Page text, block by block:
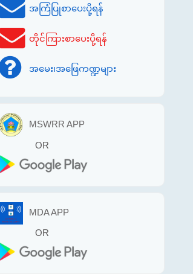
အကြံပြုစာပေးပို့ရန်
တိုင်ကြားစာပေးပို့ရန်
အမေး၊အဖြေကဏ္ဍများ
MSWRR APP
OR
MDA APP
OR